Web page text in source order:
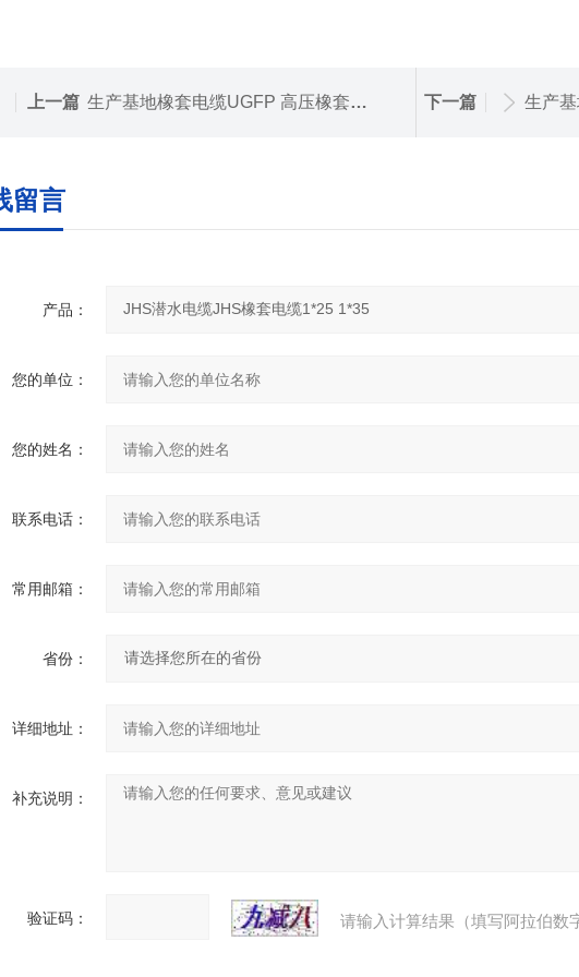
上一篇 生产基地橡套电缆UGFP 高压橡套软电缆UGFP 下一篇 生产基
留言
产品：
您的单位：
您的姓名：
联系电话：
常用邮箱：
省份：
详细地址：
补充说明：
验证码： 请输入计算结果（填写阿拉伯数